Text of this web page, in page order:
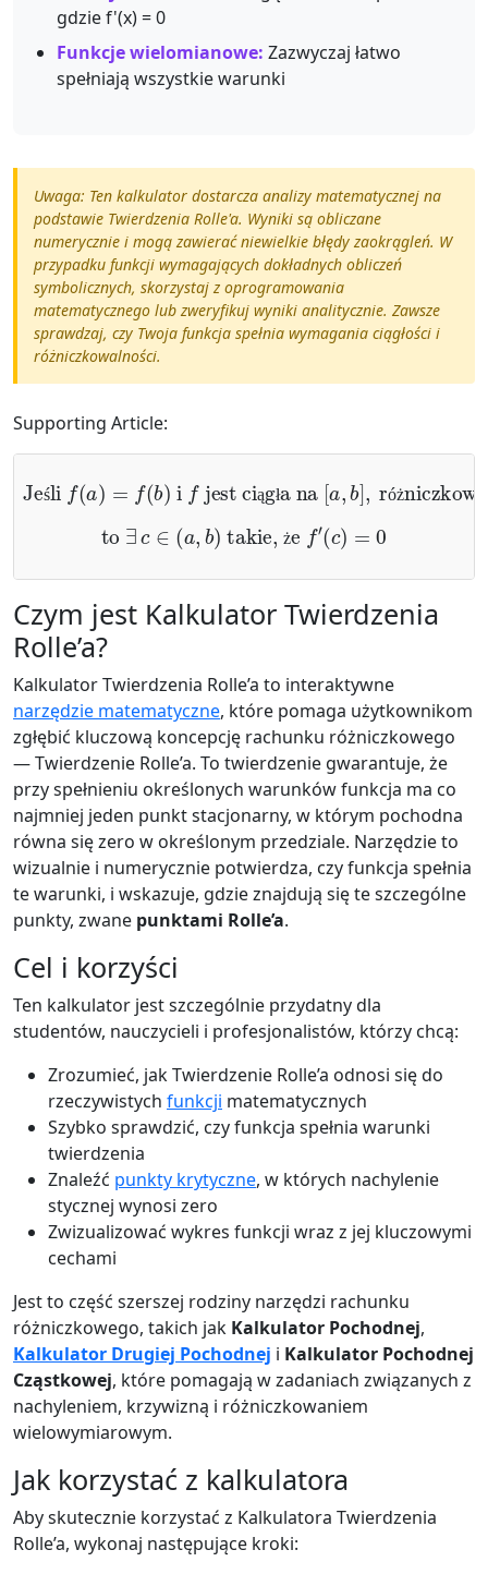
gdzie f'(x) = 0
Funkcje wielomianowe: Zazwyczaj łatwo
spełniają wszystkie warunki
Uwaga: Ten kalkulator dostarcza analizy matematycznej na
podstawie Twierdzenia Rolle'a. Wyniki są obliczane
numerycznie i mogą zawierać niewielkie błędy zaokrągleń. W
przypadku funkcji wymagających dokładnych obliczeń
symbolicznych, skorzystaj z oprogramowania
matematycznego lub zweryfikuj wyniki analitycznie. Zawsze
sprawdzaj, czy Twoja funkcja spełnia wymagania ciągłości i
różniczkowalności.
Supporting Article:
ś ą ł óż
Jeślif (a )=f(b) if
jest ciągła na [a b],różniczkowalna na( ,b),
ż
to ∃ c∈(a b) takie, żef′(c)
Czym jest Kalkulator Twierdzenia
Rolle’a?
Kalkulator Twierdzenia Rolle’a to interaktywne
narzędzie matematyczne, które pomaga użytkownikom
zgłębić kluczową koncepcję rachunku różniczkowego
— Twierdzenie Rolle’a. To twierdzenie gwarantuje, że
przy spełnieniu określonych warunków funkcja ma co
najmniej jeden punkt stacjonarny, w którym pochodna
równa się zero w określonym przedziale. Narzędzie to
wizualnie i numerycznie potwierdza, czy funkcja spełnia
te warunki, i wskazuje, gdzie znajdują się te szczególne
punkty, zwane punktami Rolle’a.
Cel i korzyści
Ten kalkulator jest szczególnie przydatny dla
studentów, nauczycieli i profesjonalistów, którzy chcą:
Zrozumieć, jak Twierdzenie Rolle’a odnosi się do
rzeczywistych funkcji matematycznych
Szybko sprawdzić, czy funkcja spełnia warunki
twierdzenia
Znaleźć punkty krytyczne, w których nachylenie
stycznej wynosi zero
Zwizualizować wykres funkcji wraz z jej kluczowymi
cechami
Jest to część szerszej rodziny narzędzi rachunku
różniczkowego, takich jak Kalkulator Pochodnej,
Kalkulator Drugiej Pochodnej i Kalkulator Pochodnej
Cząstkowej, które pomagają w zadaniach związanych z
nachyleniem, krzywizną i różniczkowaniem
wielowymiarowym.
Jak korzystać z kalkulatora
Aby skutecznie korzystać z Kalkulatora Twierdzenia
Rolle’a, wykonaj następujące kroki: